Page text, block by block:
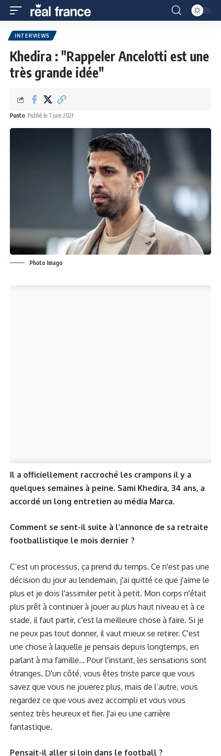
INTERVIEWS
Khedira : "Rappeler Ancelotti est une
très grande idée"
Punto Publié le 7 juin 2021
Photo Imago
Il a officiellement raccroché les crampons il y a
quelques semaines à peine. Sami Khedira, 34 ans, a
accordé un long entretien au média Marca.
Comment se sent-il suite à l’annonce de sa retraite
footballistique le mois dernier ?
C’est un processus, ça prend du temps. Ce n'est pas une
décision du jour au lendemain, j'ai quitté ce que j'aime le
plus et je dois l'assimiler petit à petit. Mon corps n'était
plus prêt à continuer à jouer au plus haut niveau et à ce
stade, il faut partir, c'est la meilleure chose à faire. Si je
ne peux pas tout donner, il vaut mieux se retirer. C'est
une chose à laquelle je pensais depuis longtemps, en
parlant à ma famille… Pour l'instant, les sensations sont
étranges. D'un côté, vous êtes triste parce que vous
savez que vous ne jouerez plus, mais de l’autre, vous
regardez ce que vous avez accompli et vous vous
sentez très heureux et fier. J'ai eu une carrière
fantastique.
Pensait-il aller si loin dans le football ?